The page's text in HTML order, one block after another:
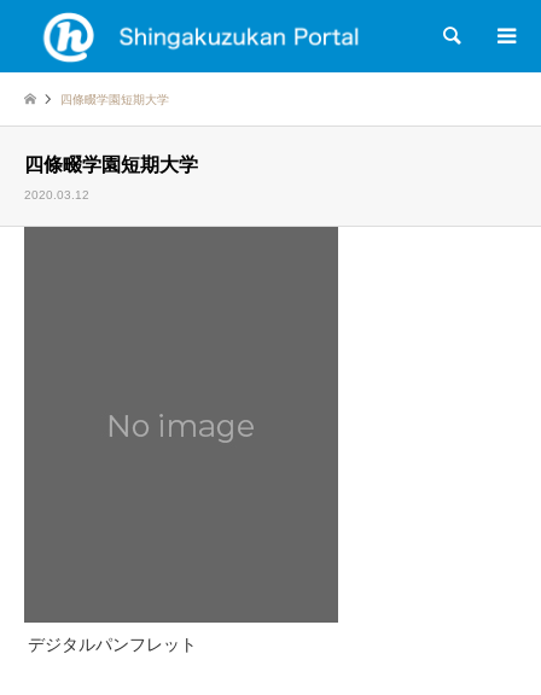
検索
四條畷学園短期大学
四條畷学園短期大学
2020.03.12
デジタルパンフレット